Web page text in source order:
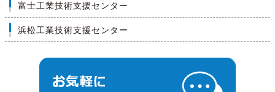
富士工業技術支援センター
浜松工業技術支援センター